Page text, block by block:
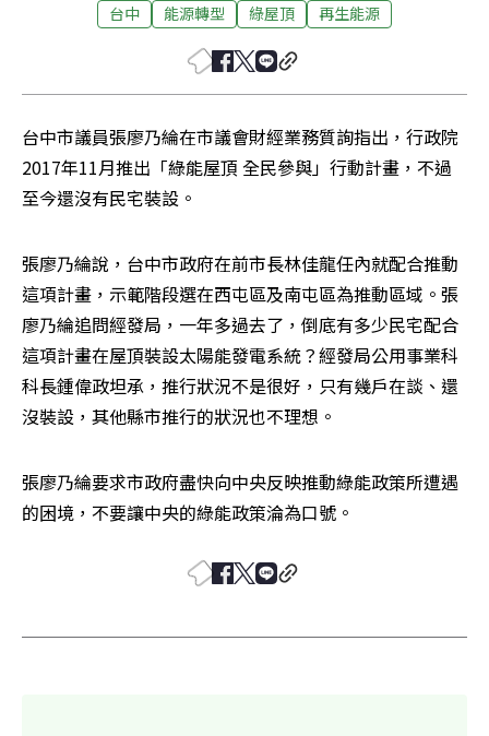
台中 能源轉型 綠屋頂 再生能源
台中市議員張廖乃綸在市議會財經業務質詢指出，行政院
2017年11月推出「綠能屋頂 全民參與」行動計畫，不過
至今還沒有民宅裝設。
張廖乃綸說，台中市政府在前市長林佳龍任內就配合推動
這項計畫，示範階段選在西屯區及南屯區為推動區域。張
廖乃綸追問經發局，一年多過去了，倒底有多少民宅配合
這項計畫在屋頂裝設太陽能發電系統？經發局公用事業科
科長鍾偉政坦承，推行狀況不是很好，只有幾戶在談、還
沒裝設，其他縣市推行的狀況也不理想。
張廖乃綸要求市政府盡快向中央反映推動綠能政策所遭遇
的困境，不要讓中央的綠能政策淪為口號。